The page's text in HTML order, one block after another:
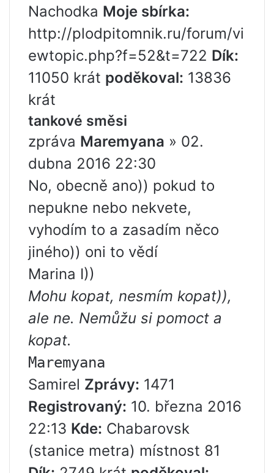
Nachodka Moje sbírka:
http://plodpitomnik.ru/forum/vi
ewtopic.php?f=52&t=722 Dík:
11050 krát poděkoval: 13836
krát
tankové směsi
zpráva Maremyana » 02.
dubna 2016 22:30
No, obecně ano)) pokud to
nepukne nebo nekvete,
vyhodím to a zasadím něco
jiného)) oni to vědí
Marina I))
Mohu kopat, nesmím kopat)),
ale ne. Nemůžu si pomoct a
kopat.
Maremyana
Samirel Zprávy: 1471
Registrovaný: 10. března 2016
22:13 Kde: Chabarovsk
(stanice metra) místnost 81